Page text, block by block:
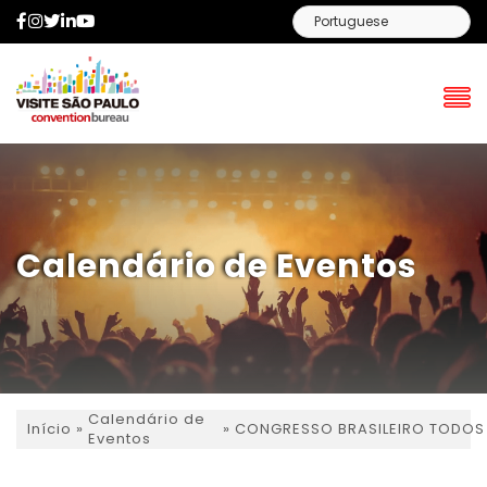
Facebook
Instagram
Twitter
LinkedIn
Calendário de Eventos
Início » Calendário de
Eventos
» CONGRESSO BRASILEIRO